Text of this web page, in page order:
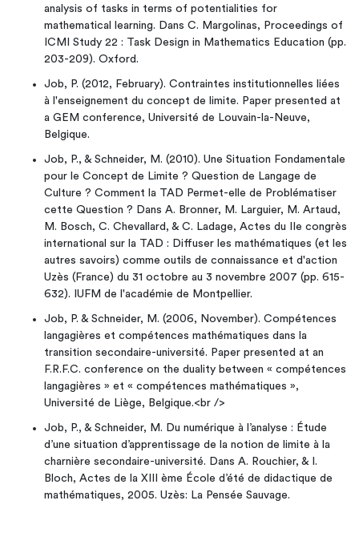
analysis of tasks in terms of potentialities for
mathematical learning. Dans C. Margolinas, Proceedings of
ICMI Study 22 : Task Design in Mathematics Education (pp.
203-209). Oxford.
Job, P. (2012, February). Contraintes institutionnelles liées
à l'enseignement du concept de limite. Paper presented at
a GEM conference, Université de Louvain-la-Neuve,
Belgique.
Job, P., & Schneider, M. (2010). Une Situation Fondamentale
pour le Concept de Limite ? Question de Langage de
Culture ? Comment la TAD Permet-elle de Problématiser
cette Question ? Dans A. Bronner, M. Larguier, M. Artaud,
M. Bosch, C. Chevallard, & C. Ladage, Actes du IIe congrès
international sur la TAD : Diffuser les mathématiques (et les
autres savoirs) comme outils de connaissance et d'action
Uzès (France) du 31 octobre au 3 novembre 2007 (pp. 615-
632). IUFM de l'académie de Montpellier.
Job, P. & Schneider, M. (2006, November). Compétences
langagières et compétences mathématiques dans la
transition secondaire-université. Paper presented at an
F.R.F.C. conference on the duality between « compétences
langagières » et « compétences mathématiques »,
Université de Liège, Belgique.<br />
Job, P., & Schneider, M. Du numérique à l’analyse : Étude
d’une situation d’apprentissage de la notion de limite à la
charnière secondaire-université. Dans A. Rouchier, & I.
Bloch, Actes de la XIII ème École d’été de didactique de
mathématiques, 2005. Uzès: La Pensée Sauvage.